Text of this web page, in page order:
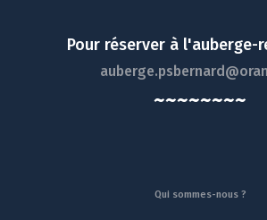
Pour réserver à l'auberge-
~~~~~~~~
Qui sommes-nous ?